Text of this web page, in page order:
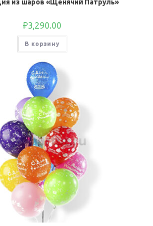
из шаров «Щенячий Патруль»
₽3,290.00
В корзину